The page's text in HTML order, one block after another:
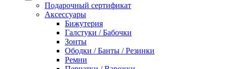
Подарочный сертификат
Аксессуары
Бижутерия
Галстуки / Бабочки
Зонты
Ободки / Банты / Резинки
Ремни